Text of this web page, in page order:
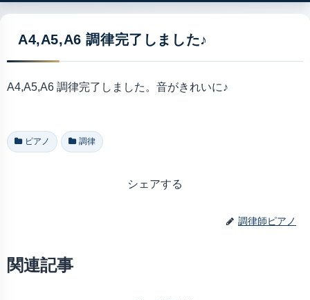
A4,A5,A6 調律完了しました♪
A4,A5,A6 調律完了しました。音がきれいに♪
ピアノ 調律
シェアする
調律師ピアノ
関連記事